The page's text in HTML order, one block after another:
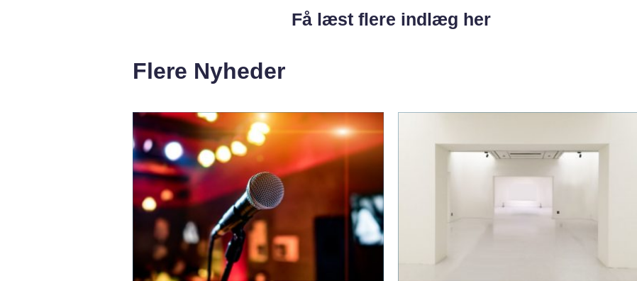
Få læst flere indlæg her
Flere Nyheder